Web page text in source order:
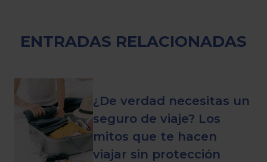
ENTRADAS RELACIONADAS
¿De verdad necesitas un
seguro de viaje? Los
mitos que te hacen
viajar sin protección